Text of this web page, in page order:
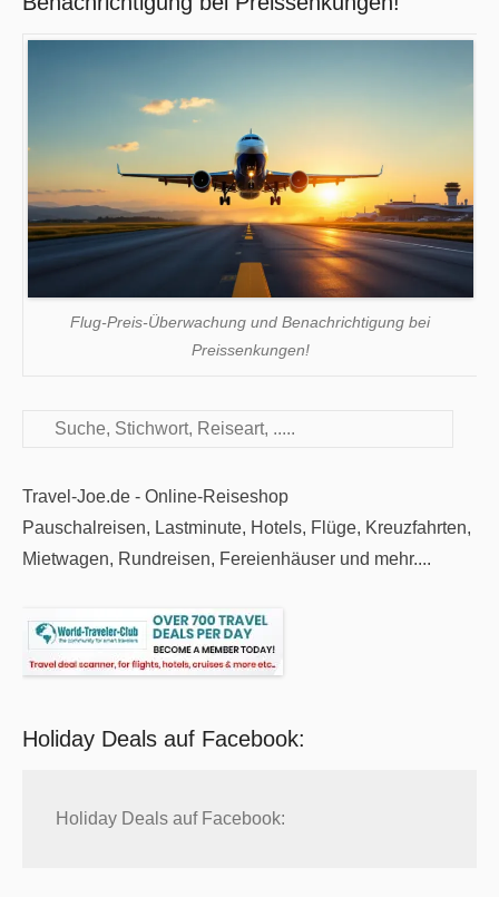
Flug-Preis-Überwachung und Benachrichtigung bei
Preissenkungen!
Suchen
Travel-Joe.de - Online-Reiseshop
Pauschalreisen, Lastminute, Hotels, Flüge, Kreuzfahrten,
Mietwagen, Rundreisen, Fereienhäuser und mehr....
Holiday Deals auf Facebook:
Holiday Deals auf Facebook: